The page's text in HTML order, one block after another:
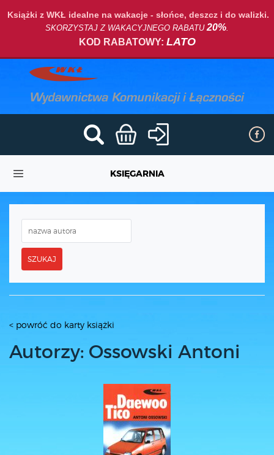
Książki z WKŁ idealne na wakacje - słońce, deszcz i do walizki.
SKORZYSTAJ Z WAKACYJNEGO RABATU20%.
KOD RABATOWY: LATO
KSIĘGARNIA
SZUKAJ
< powróć do karty książki
Autorzy: Ossowski Antoni